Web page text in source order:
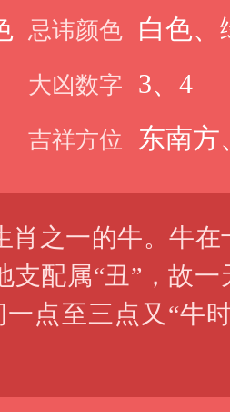
忌讳颜色 白色、
大凶数字 3、4
吉祥方位
东南方
及正北方
肖之一的牛。牛在
支配属“丑”，故一
点至三点又“牛